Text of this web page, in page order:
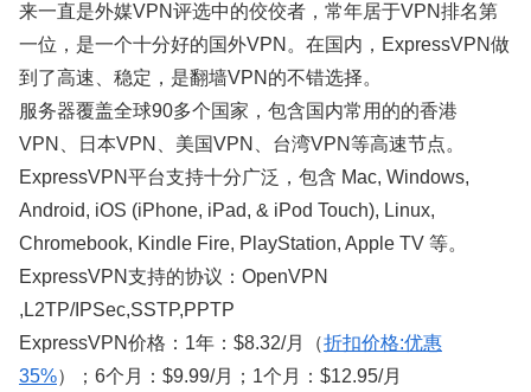
来一直是外媒VPN评选中的佼佼者，常年居于VPN排名第
一位，是一个十分好的国外VPN。在国内，ExpressVPN做
到了高速、稳定，是翻墙VPN的不错选择。
服务器覆盖全球90多个国家，包含国内常用的的香港
VPN、日本VPN、美国VPN、台湾VPN等高速节点。
ExpressVPN平台支持十分广泛，包含 Mac, Windows,
Android, iOS (iPhone, iPad, & iPod Touch), Linux,
Chromebook, Kindle Fire, PlayStation, Apple TV 等。
ExpressVPN支持的协议：OpenVPN
,L2TP/IPSec,SSTP,PPTP
ExpressVPN价格：1年：$8.32/月（折扣价格:优惠
35%）；6个月：$9.99/月；1个月：$12.95/月